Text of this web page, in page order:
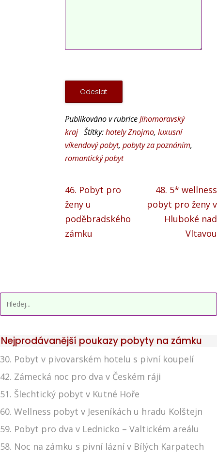
Publikováno v rubriceJihomoravský
kraj Štítky:hotely Znojmo,luxusní
víkendový pobyt,pobyty za poznáním,
romantický pobyt
46. Pobyt pro
ženy u
poděbradského
zámku
48. 5* wellness
pobyt pro ženy v
Hluboké nad
Vltavou
Nejprodávanější poukazy pobyty na zámku
30. Pobyt v pivovarském hotelu s pivní koupelí
42. Zámecká noc pro dva v Českém ráji
51. Šlechtický pobyt v Kutné Hoře
60. Wellness pobyt v Jeseníkách u hradu Kolštejn
59. Pobyt pro dva v Lednicko – Valtickém areálu
58. Noc na zámku s pivní lázní v Bílých Karpatech